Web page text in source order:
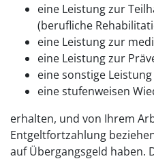
eine Leistung zur
(berufliche
eine Leistung zur
eine Leistung zur
eine sonstige
eine stufenweisen
erhalten, und von Ihrem
Entgeltfortzahlung
auf Übergangsgeld haben.